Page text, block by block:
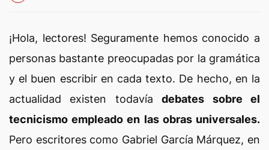
¡Hola, lectores! Seguramente hemos conocido a
personas bastante preocupadas por la gramática
y el buen escribir en cada texto. De hecho, en la
actualidad existen todavíadebates sobre el
tecnicismo empleado en las obras universales.
Pero escritores como Gabriel García Márquez, en